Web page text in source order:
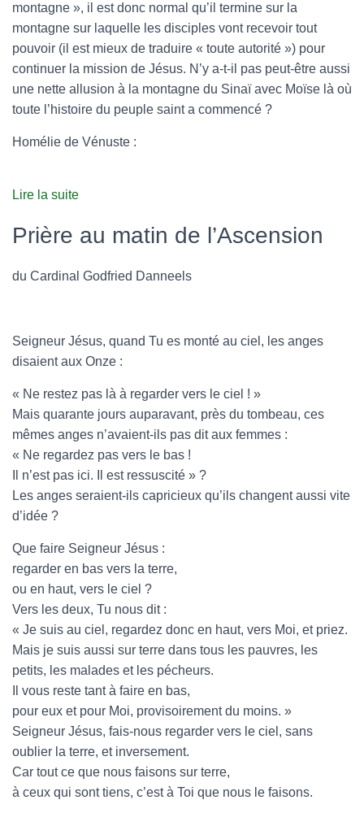
montagne », il est donc normal qu’il termine sur la
montagne sur laquelle les disciples vont recevoir tout
pouvoir (il est mieux de traduire « toute autorité ») pour
continuer la mission de Jésus. N’y a-t-il pas peut-être aussi
une nette allusion à la montagne du Sinaï avec Moïse là où
toute l’histoire du peuple saint a commencé ?
Homélie de Vénuste :
Lire la suite
Prière au matin de l’Ascension
du Cardinal Godfried Danneels
Seigneur Jésus, quand Tu es monté au ciel, les anges
disaient aux Onze :
« Ne restez pas là à regarder vers le ciel ! »
Mais quarante jours auparavant, près du tombeau, ces
mêmes anges n’avaient-ils pas dit aux femmes :
« Ne regardez pas vers le bas !
Il n’est pas ici. Il est ressuscité » ?
Les anges seraient-ils capricieux qu’ils changent aussi vite
d’idée ?
Que faire Seigneur Jésus :
regarder en bas vers la terre,
ou en haut, vers le ciel ?
Vers les deux, Tu nous dit :
« Je suis au ciel, regardez donc en haut, vers Moi, et priez.
Mais je suis aussi sur terre dans tous les pauvres, les
petits, les malades et les pécheurs.
Il vous reste tant à faire en bas,
pour eux et pour Moi, provisoirement du moins. »
Seigneur Jésus, fais-nous regarder vers le ciel, sans
oublier la terre, et inversement.
Car tout ce que nous faisons sur terre,
à ceux qui sont tiens, c’est à Toi que nous le faisons.